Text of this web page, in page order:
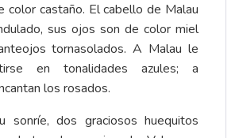
color castaño. El cabello de Malau
sus ojos son de color miel
tornasolados. A Malau le
en tonalidades azules; a
los rosados.
sonríe, dos graciosos huequitos